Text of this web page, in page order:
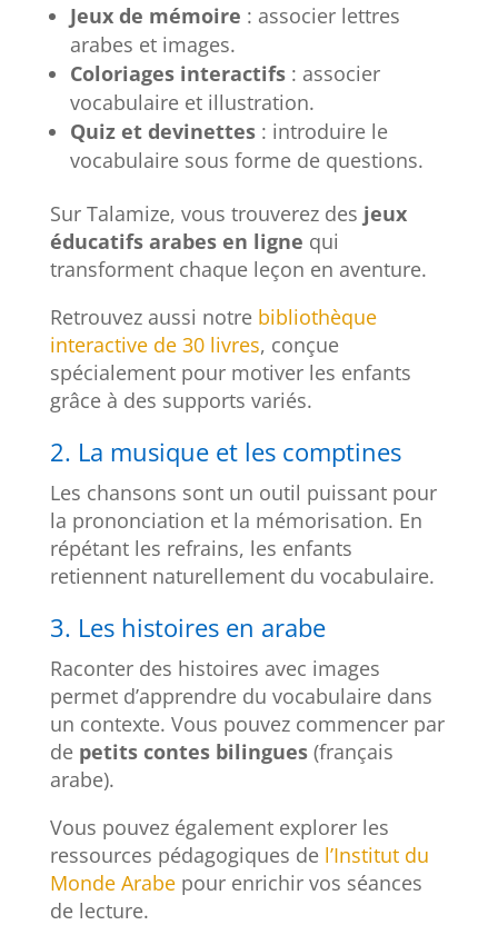
Jeux de mémoire : associer lettres
arabes et images.
Coloriages interactifs: associer
vocabulaire et illustration.
Quiz et devinettes: introduire le
vocabulaire sous forme de questions.
Sur Talamize, vous trouverez des jeux
éducatifs arabes en ligne qui
transforment chaque leçon en aventure.
Retrouvez aussi notre bibliothèque
interactive de 30 livres, conçue
spécialement pour motiver les enfants
grâce à des supports variés.
2. La musique et les comptines
Les chansons sont un outil puissant pour
la prononciation et la mémorisation. En
répétant les refrains, les enfants
retiennent naturellement du vocabulaire.
3. Les histoires en arabe
Raconter des histoires avec images
permet d’apprendre du vocabulaire dans
un contexte. Vous pouvez commencer par
de petits contes bilingues(français
arabe).
Vous pouvez également explorer les
ressources pédagogiques de l’Institut du
Monde Arabepour enrichir vos séances
de lecture.